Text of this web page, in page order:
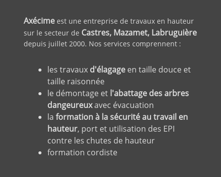
Axécime est une entreprise de travaux en hauteur
sur le secteur de Castres, Mazamet, Labruguière
depuis juillet 2000. Nos services comprennent :
les travaux d'élagage en taille douce et
taille raisonnée
le démontage et l'abattage des arbres
dangeureuxavec évacuation
la formation à la sécurité au travail en
hauteur, port et utilisation des EPI
contre les chutes de hauteur
formation cordiste